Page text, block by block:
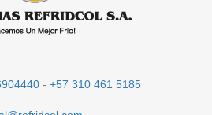
- +57 310 461 5185